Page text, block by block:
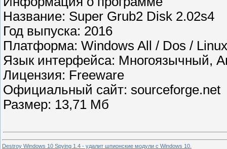
Название: Super Grub2 Disk 2.02s4
Год выпуска: 2016
Платформа: Windows All / Dos /
Язык интерфейса: Многоязычный,
Лицензия: Freeware
Официальный сайт: sourceforge.net
Размер: 13,71 Мб
Destroy Windows 10 Spying 1.4 - удалит шпионские модули с Windows 10.